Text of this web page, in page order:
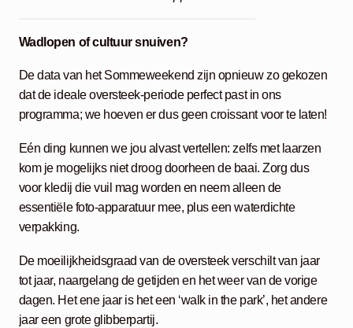
Wadlopen of cultuur snuiven?
De data van het Sommeweekend zijn opnieuw zo gekozen
dat de ideale oversteek-periode perfect past in ons
programma; we hoeven er dus geen croissant voor te laten!
Eén ding kunnen we jou alvast vertellen: zelfs met laarzen
kom je mogelijks niet droog doorheen de baai. Zorg dus
voor kledij die vuil mag worden en neem alleen de
essentiële foto-apparatuur mee, plus een waterdichte
verpakking.
De moeilijkheidsgraad van de oversteek verschilt van jaar
tot jaar, naargelang de getijden en het weer van de vorige
dagen. Het ene jaar is het een ‘walk in the park’, het andere
jaar een grote glibberpartij.